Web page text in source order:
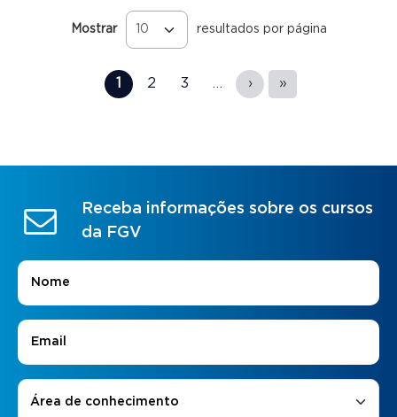
Mostrar resultados por página
1 2 3 … › »
Receba informações sobre os cursos
da FGV
Nome
E-mail
Áreas de Interesse
Área de conhecimento